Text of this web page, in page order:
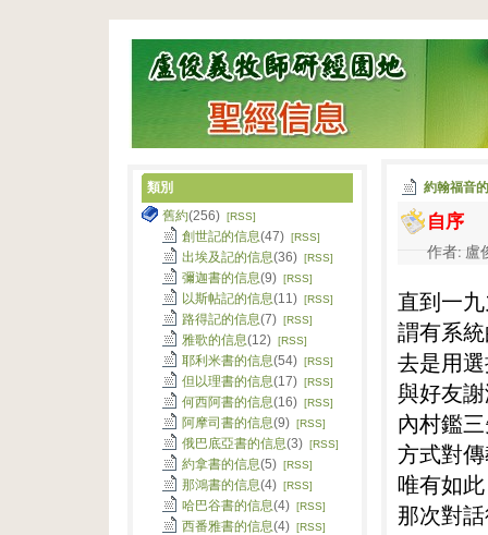
約翰福音
自序
作者: 盧
直到一
謂有系
去是用
與好友
內村鑑
方式對
唯有如
那次對
類別
舊約(256) [RSS]
創世記的信息(47) [RSS]
出埃及記的信息(36) [RSS]
彌迦書的信息(9) [RSS]
以斯帖記的信息(11) [RSS]
路得記的信息(7) [RSS]
雅歌的信息(12) [RSS]
耶利米書的信息(54) [RSS]
但以理書的信息(17) [RSS]
何西阿書的信息(16) [RSS]
阿摩司書的信息(9) [RSS]
俄巴底亞書的信息(3) [RSS]
約拿書的信息(5) [RSS]
那鴻書的信息(4) [RSS]
哈巴谷書的信息(4) [RSS]
西番雅書的信息(4) [RSS]